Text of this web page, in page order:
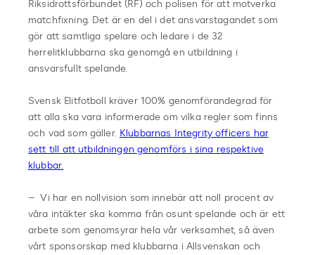
Riksidrottsförbundet (RF) och polisen för att motverka
matchfixning. Det är en del i det ansvarstagandet som
gör att samtliga spelare och ledare i de 32
herrelitklubbarna ska genomgå en utbildning i
ansvarsfullt spelande.
Svensk Elitfotboll kräver 100% genomförandegrad för
att alla ska vara informerade om vilka regler som finns
och vad som gäller. Klubbarnas Integrity officers har
sett till att utbildningen genomförs i sina respektive
klubbar.
– Vi har en nollvision som innebär att noll procent av
våra intäkter ska komma från osunt spelande och är ett
arbete som genomsyrar hela vår verksamhet, så även
vårt sponsorskap med klubbarna i Allsvenskan och